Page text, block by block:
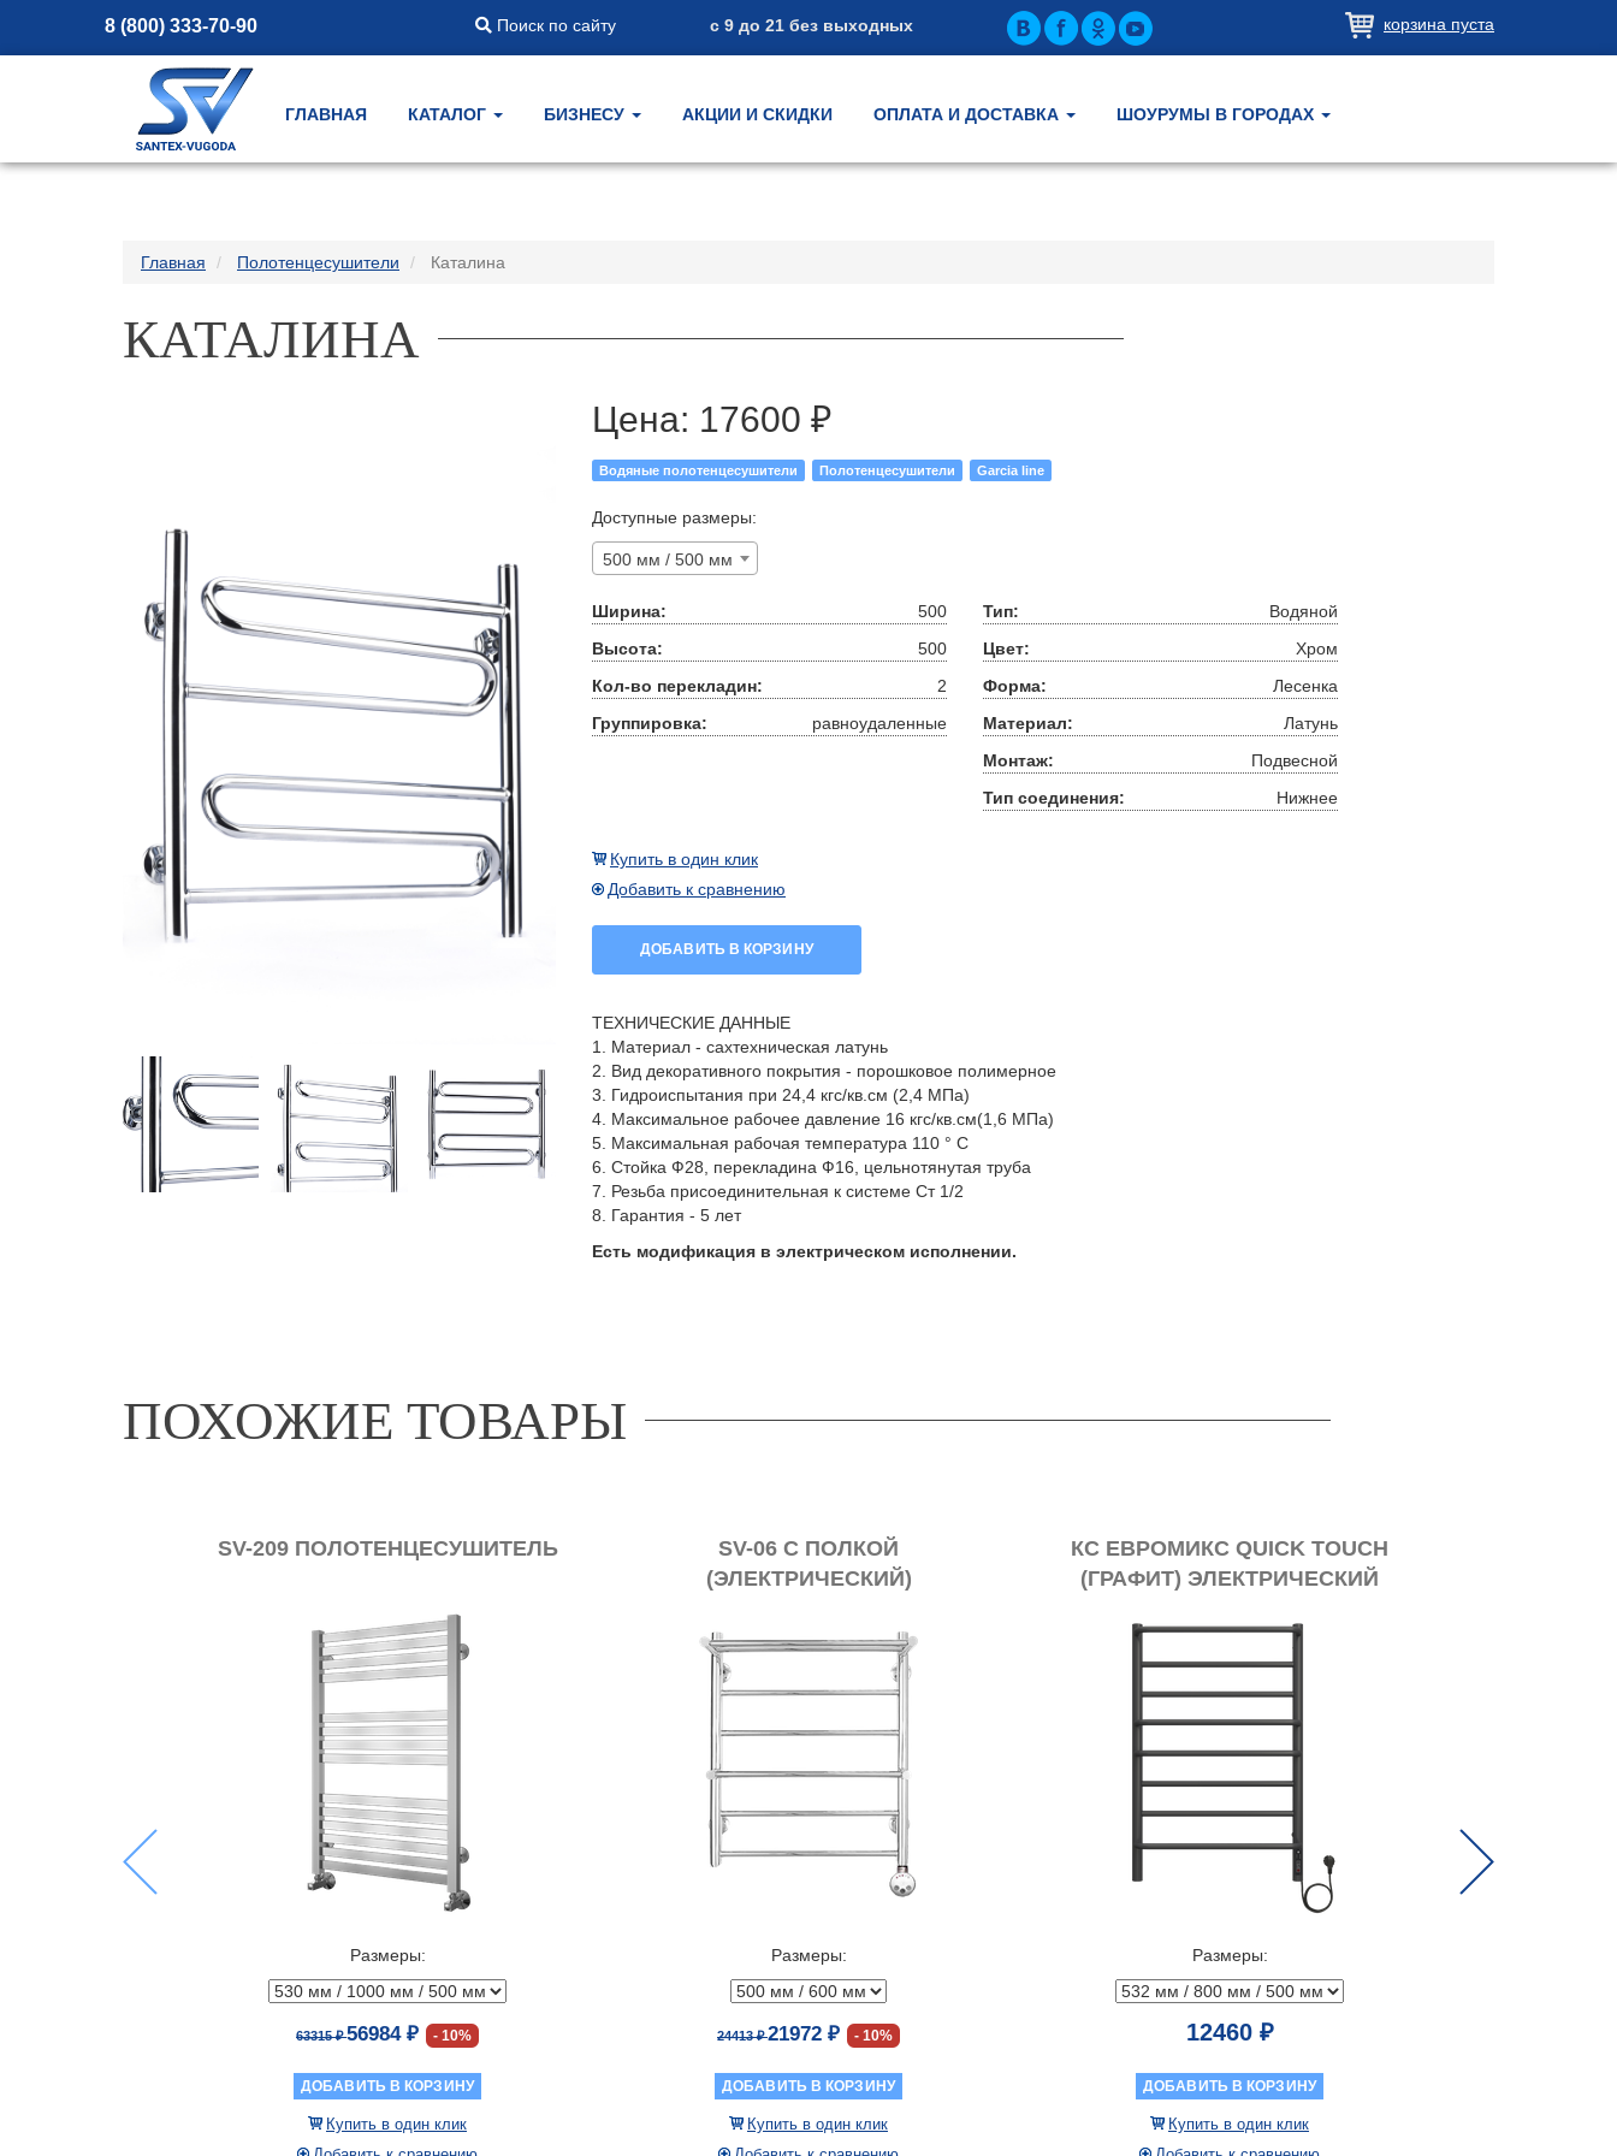
8 (800) 333-70-90 Поиск по сайту с 9 до 21 без выходных корзина пуста
ГЛАВНАЯ КАТАЛОГ БИЗНЕСУ АКЦИИ И СКИДКИ ОПЛАТА И ДОСТАВКА ШОУРУМЫ В ГОРОДАХ
Главная Полотенцесушители Каталина
КАТАЛИНА
Цена: 17600 ₽
Водяные полотенцесушители Полотенцесушители Garcia line
Доступные размеры:
500 мм / 500 мм
Ширина:
500
Высота:
500
Кол-во перекладин:
2
Группировка:
равноудаленные
Тип:
Водяной
Цвет:
Хром
Форма:
Лесенка
Материал:
Латунь
Монтаж:
Подвесной
Тип соединения:
Нижнее
Купить в один клик
Добавить к сравнению
ДОБАВИТЬ В КОРЗИНУ
ТЕХНИЧЕСКИЕ ДАННЫЕ
1. Материал - сахтехническая латунь
2. Вид декоративного покрытия - порошковое полимерное
3. Гидроиспытания при 24,4 кгс/кв.см (2,4 МПа)
4. Максимальное рабочее давление 16 кгс/кв.см(1,6 МПа)
5. Максимальная рабочая температура 110 ° С
6. Стойка Ф28, перекладина Ф16, цельнотянутая труба
7. Резьба присоединительная к системе Ст 1/2
8. Гарантия - 5 лет
Есть модификация в электрическом исполнении.
ПОХОЖИЕ ТОВАРЫ
SV-209 ПОЛОТЕНЦЕСУШИТЕЛЬ
Размеры:
63315 ₽56984 ₽ 10%
ДОБАВИТЬ В КОРЗИНУ
Купить в один клик
SV-06 С ПОЛКОЙ
(ЭЛЕКТРИЧЕСКИЙ)
Размеры:
24413 ₽21972 ₽ 10%
ДОБАВИТЬ В КОРЗИНУ
Купить в один клик
КС ЕВРОМИКС QUICK TOUCH
(ГРАФИТ) ЭЛЕКТРИЧЕСКИЙ
Размеры:
12460 ₽
ДОБАВИТЬ В КОРЗИНУ
Купить в один клик